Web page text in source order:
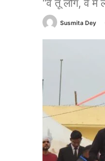
“वे तू लौंग, वे मैं
Susmita Dey